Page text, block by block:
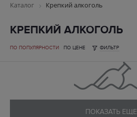
Каталог Крепкий алкоголь
КРЕПКИЙ АЛКОГОЛЬ
ПО ПОПУЛЯРНОСТИ ПО ЦЕНЕ ФИЛЬТР
ПОКАЗАТЬ ЕЩЕ